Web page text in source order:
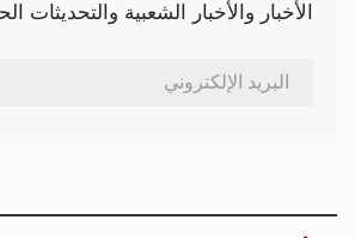
الأخبار والأخبار الشعبية والتحديثات